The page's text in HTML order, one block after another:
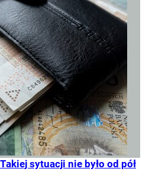
sytuacji nie było od pół